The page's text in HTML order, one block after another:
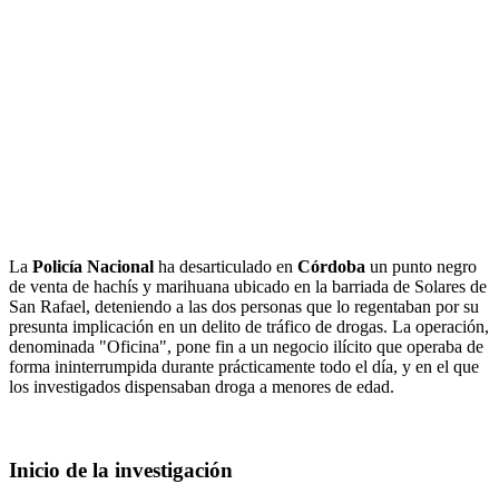
La Policía Nacional ha desarticulado en Córdoba un punto negro
de venta de hachís y marihuana ubicado en la barriada de Solares de
San Rafael, deteniendo a las dos personas que lo regentaban por su
presunta implicación en un delito de tráfico de drogas. La operación,
denominada "Oficina", pone fin a un negocio ilícito que operaba de
forma ininterrumpida durante prácticamente todo el día, y en el que
los investigados dispensaban droga a menores de edad.
Inicio de la investigación